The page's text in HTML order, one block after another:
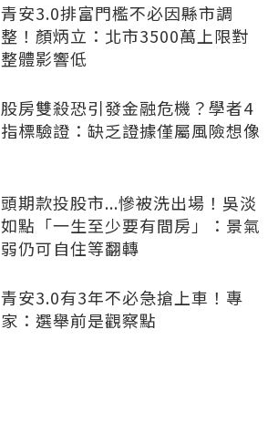
青安3.0排富門檻不必因縣市調
整！顏炳立：北市3500萬上限對
整體影響低
股房雙殺恐引發金融危機？學者4
指標驗證：缺乏證據僅屬風險想像
頭期款投股市...慘被洗出場！吳淡
如點「一生至少要有間房」：景氣
弱仍可自住等翻轉
青安3.0有3年不必急搶上車！專
家：選舉前是觀察點